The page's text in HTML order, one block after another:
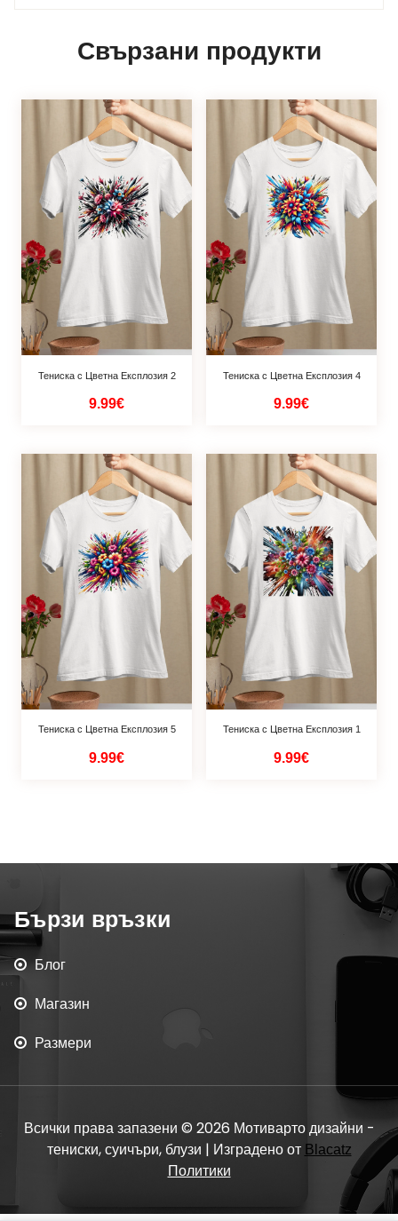
Свързани продукти
Тениска с Цветна Експлозия 2
9.99€
Тениска с Цветна Експлозия 4
9.99€
Тениска с Цветна Експлозия 5
9.99€
Тениска с Цветна Експлозия 1
9.99€
Бързи връзки
Блог
Магазин
Размери
Всички права запазени © 2026 Мотиварто дизайни -
тениски, суичъри, блузи | Изградено от Blacatz
Политики